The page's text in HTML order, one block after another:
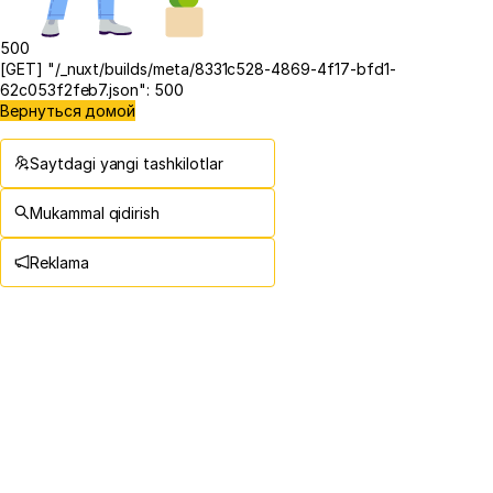
500
[GET] "/_nuxt/builds/meta/8331c528-4869-4f17-bfd1-
62c053f2feb7.json": 500
Вернуться домой
Saytdagi yangi tashkilotlar
Mukammal qidirish
Reklama